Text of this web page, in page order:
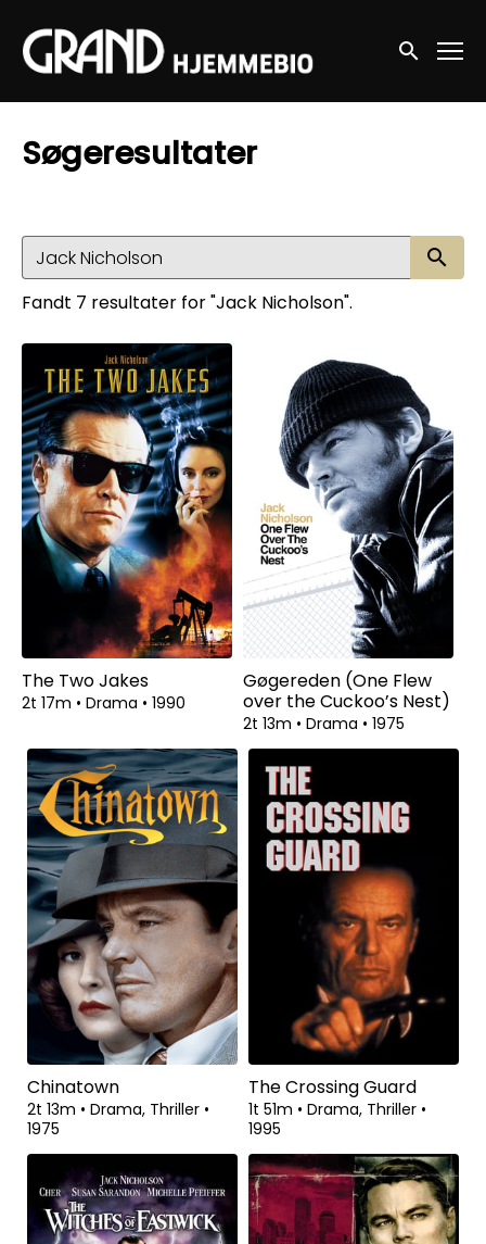
Accessibility Links
Søg nu
Søgeresultater
Fandt 7 resultater for "Jack Nicholson".
The Two Jakes
2t 17m • Drama • 1990
Gøgereden (One Flew
over the Cuckoo’s Nest)
2t 13m • Drama • 1975
Chinatown
2t 13m • Drama, Thriller •
1975
The Crossing Guard
1t 51m • Drama, Thriller •
1995